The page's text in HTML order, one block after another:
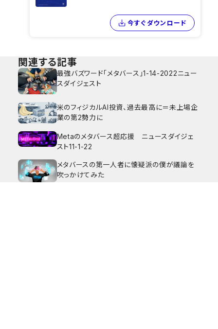
今すぐダウンロード
関連する記事
最強バズワード「メタバース」1-14-2022ニュー
スダイジェスト
米のフィジカルAI投資、過去最高に＝未上場企
業の第2勢力に
Metaのメタバース超応援 ニュースダイジェ
スト11-1-22
メタバースの第一人者に懐疑派の僕が議論を
吹っかけてみた